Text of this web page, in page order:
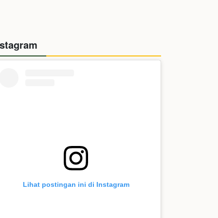
Lihat postingan ini di Instagram